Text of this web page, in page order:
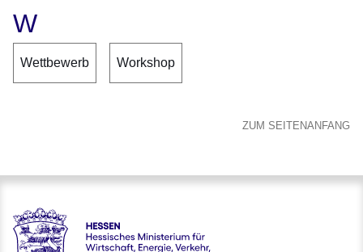
W
Wettbewerb Workshop
ZUM SEITENANFANG